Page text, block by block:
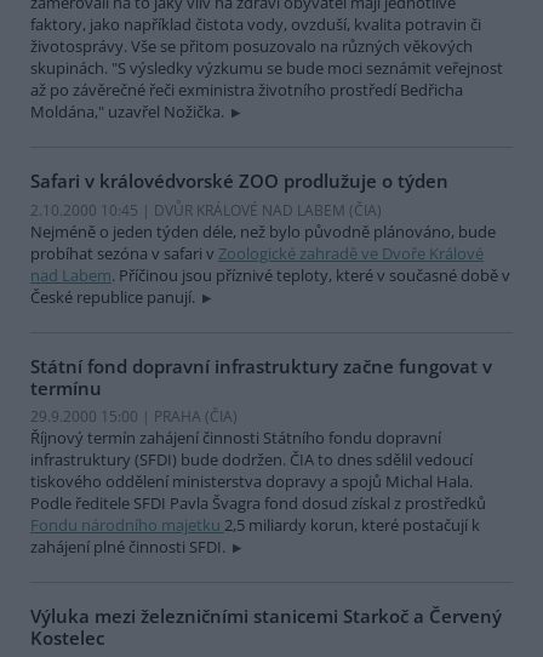
faktory, jako například čistota vody, ovzduší, kvalita potravin či
životosprávy. Vše se přitom posuzovalo na různých věkových
skupinách. "S výsledky výzkumu se bude moci seznámit veřejnost
až po závěrečné řeči exministra životního prostředí Bedřicha
Moldána," uzavřel Nožička.
Safari v královédvorské ZOO prodlužuje o týden
2.10.2000 10:45 | DVŮR KRÁLOVÉ NAD LABEM (ČIA)
Nejméně o jeden týden déle, než bylo původně plánováno, bude
probíhat sezóna v safari v Zoologické zahradě ve Dvoře Králové
nad Labem. Příčinou jsou příznivé teploty, které v současné době v
České republice panují.
Státní fond dopravní infrastruktury začne fungovat v
termínu
29.9.2000 15:00 | PRAHA (ČIA)
Říjnový termín zahájení činnosti Státního fondu dopravní
infrastruktury (SFDI) bude dodržen. ČIA to dnes sdělil vedoucí
tiskového oddělení ministerstva dopravy a spojů Michal Hala.
Podle ředitele SFDI Pavla Švagra fond dosud získal z prostředků
Fondu národního majetku 2,5 miliardy korun, které postačují k
zahájení plné činnosti SFDI.
Výluka mezi železničními stanicemi Starkoč a Červený
Kostelec